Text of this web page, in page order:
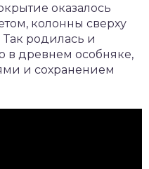
оказалось
колонны сверху
родилась и
в древнем особняке,
и сохранением